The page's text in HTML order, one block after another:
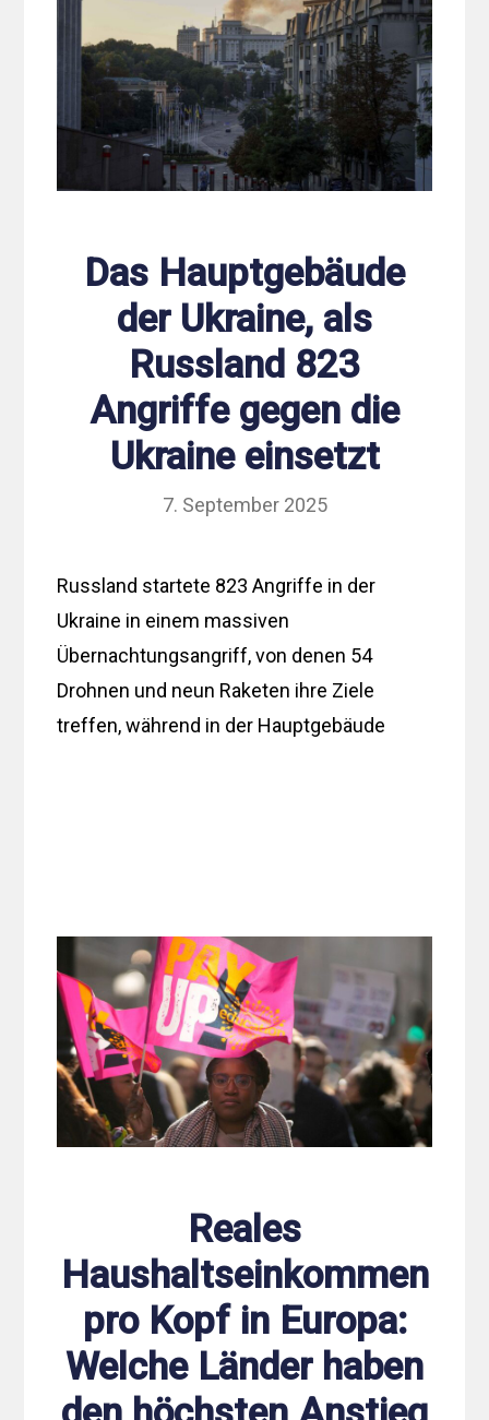
Das Hauptgebäude
der Ukraine, als
Russland 823
Angriffe gegen die
Ukraine einsetzt
7. September 2025
Russland startete 823 Angriffe in der
Ukraine in einem massiven
Übernachtungsangriff, von denen 54
Drohnen und neun Raketen ihre Ziele
treffen, während in der Hauptgebäude
Reales
Haushaltseinkommen
pro Kopf in Europa:
Welche Länder haben